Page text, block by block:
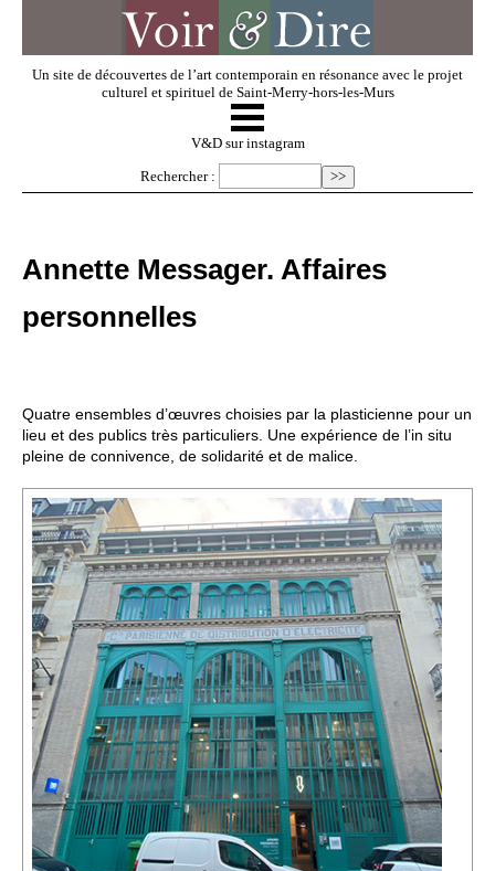
Un site de découvertes de l’art contemporain en résonance avec le projet
culturel et spirituel de Saint-Merry-hors-les-Murs
V & D
Exposer
Dossiers
Événements
Sacré
Cousinages
☰
V&D sur instagram
Rechercher :
Annette Messager. Affaires
personnelles
Quatre ensembles d’œuvres choisies par la plasticienne pour un
lieu et des publics très particuliers. Une expérience de l’in situ
pleine de connivence, de solidarité et de malice.